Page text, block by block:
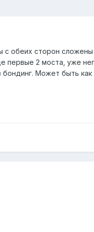
обеих сторон
первые 2 моста, уже
Может быть